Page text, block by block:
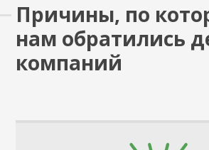
Причины, по
нам обратились
компаний